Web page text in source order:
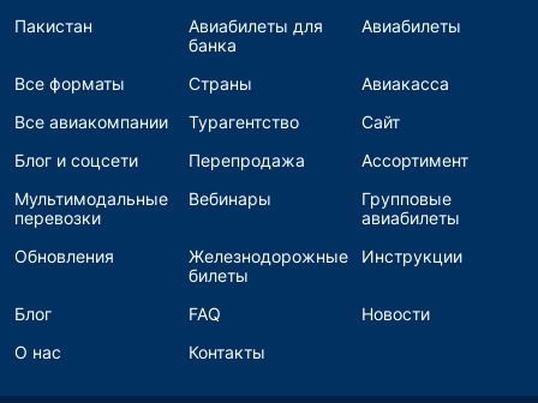
Пакистан
Авиабилеты для
банка
Авиабилеты
Все форматы Страны
Авиакасса
Все авиакомпании
Турагентство
Сайт
Блог и соцсети
Перепродажа
Ассортимент
Мультимодальные
перевозки
Вебинары
Групповые
авиабилеты
Обновления
Железнодорожные
билеты
Инструкции
Блог FAQ
Новости
О нас
Контакты